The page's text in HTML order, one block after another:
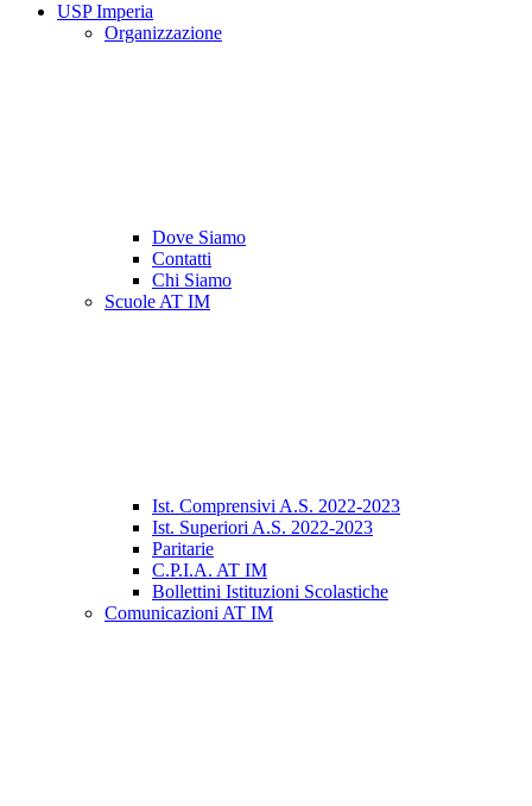
USP Imperia
Organizzazione
Dove Siamo
Contatti
Chi Siamo
Scuole AT IM
Ist. Comprensivi A.S. 2022-2023
Ist. Superiori A.S. 2022-2023
Paritarie
C.P.I.A. AT IM
Bollettini Istituzioni Scolastiche
Comunicazioni AT IM